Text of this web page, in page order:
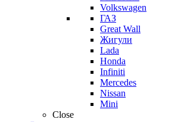
Volkswagen
ГАЗ
Great Wall
Жигули
Lada
Honda
Infiniti
Mercedes
Nissan
Mini
Close